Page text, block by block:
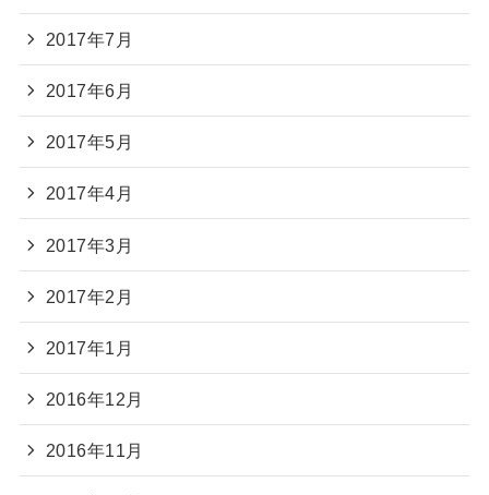
2017年7月
2017年6月
2017年5月
2017年4月
2017年3月
2017年2月
2017年1月
2016年12月
2016年11月